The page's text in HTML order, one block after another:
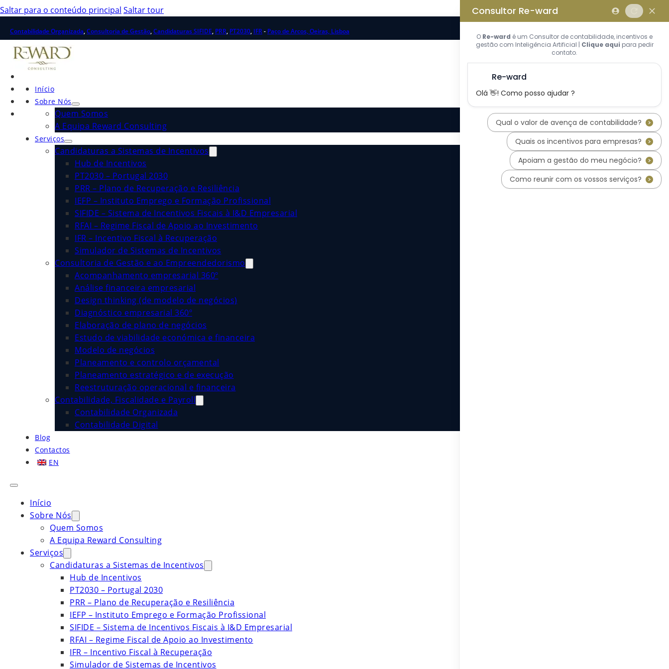
Saltar para o conteúdo principal Saltar tour
Contabilidade Organizada,Consultoria de Gestão,Candidaturas SIFIDE, PRR, PT2030, IFR- Paço de Arcos, Oeiras, Lisboa
Início
Sobre Nós
Quem Somos
A Equipa Reward Consulting
Serviços
Candidaturas a Sistemas de Incentivos
Hub de Incentivos
PT2030 – Portugal 2030
PRR – Plano de Recuperação e Resiliência
IEFP – Instituto Emprego e Formação Profissional
SIFIDE – Sistema de Incentivos Fiscais à I&D Empresarial
RFAI – Regime Fiscal de Apoio ao Investimento
IFR – Incentivo Fiscal à Recuperação
Simulador de Sistemas de Incentivos
Consultoria de Gestão e ao Empreendedorismo
Acompanhamento empresarial 360º
Análise financeira empresarial
Design thinking (de modelo de negócios)
Diagnóstico empresarial 360º
Elaboração de plano de negócios
Estudo de viabilidade económica e financeira
Modelo de negócios
Planeamento e controlo orçamental
Planeamento estratégico e de execução
Reestruturação operacional e financeira
Contabilidade, Fiscalidade e Payroll
Contabilidade Organizada
Contabilidade Digital
Blog
Contactos
EN
Início
Sobre Nós
Quem Somos
A Equipa Reward Consulting
Serviços
Candidaturas a Sistemas de Incentivos
Hub de Incentivos
PT2030 – Portugal 2030
PRR – Plano de Recuperação e Resiliência
IEFP – Instituto Emprego e Formação Profissional
SIFIDE – Sistema de Incentivos Fiscais à I&D Empresarial
RFAI – Regime Fiscal de Apoio ao Investimento
IFR – Incentivo Fiscal à Recuperação
Simulador de Sistemas de Incentivos